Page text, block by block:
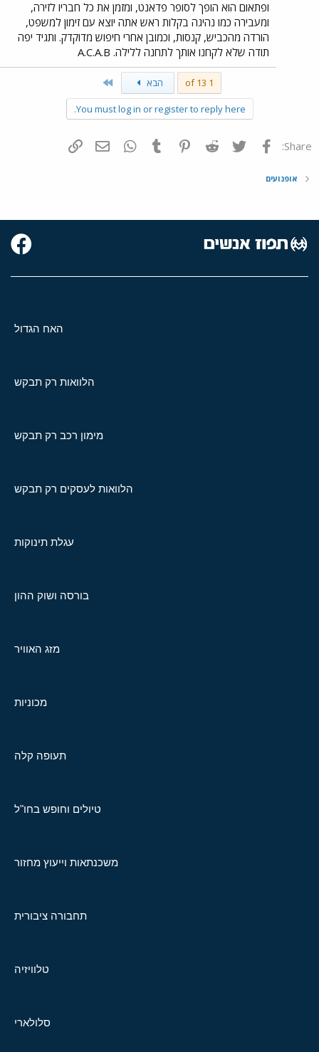
ופתאום הוא הופך לסופר פדאנט, ומזמן את כל חבריו לזירה,
ומעבירה כמו נהיגה בקלות ראש אתה יוצא עם זימון למשפט,
הורדה מהכביש, קנסות, וכמובן אחרי חיפוש מדוקדק. ותגיד יפה
תודה שלא לקחנו אותך לתחנה ללילה. A.C.A.B
1 of 13 הבא
You must log in or register to reply here.
Share: פייסבוק Twitter
Reddit
Pinterest
Tumblr
WhatsAppדואר אלקטרוני
אופנועים
האח הגדול
הלוואות רק תבקש
מימון רכב רק תבקש
הלוואות לעסקים רק תבקש
עגלת תינוקות
בורסה ושוק ההון
מזג האוויר
מכוניות
תעופה קלה
טיולים וחופש בחו"ל
משכנתאות וייעוץ מחזור
תחבורה ציבורית
טלוויזיה
סלולארי